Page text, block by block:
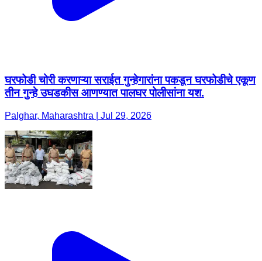
घरफोडी चोरी करणाऱ्या सराईत गुन्हेगारांना पकडून घरफोडीचे एकूण
तीन गुन्हे उघडकीस आणण्यात पालघर पोलीसांना यश.
Palghar, Maharashtra | Jul 29, 2026